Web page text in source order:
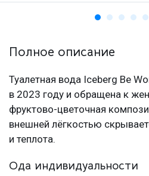
Полное описание
Туалетная вода Iceberg Be
в 2023 году и обращена к
фруктово-цветочная
внешней лёгкостью
и теплота.
Ода индивидуальности